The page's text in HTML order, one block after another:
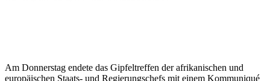
Am Donnerstag endete das Gipfeltreffen der afrikanischen und
europäischen Staats- und Regierungschefs mit einem Kommuniqué